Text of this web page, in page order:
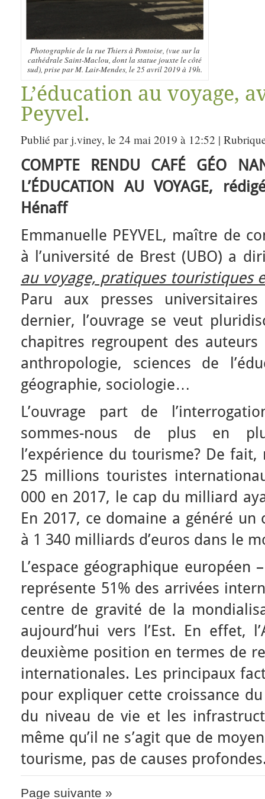
Photographie de la rue Thiers à Pontoise, (vue sur la
cathédrale Saint-Maclou, dont la statue jouxte le côté
sud), prise par M. Lair-Mendes, le 25 avril 2019 à 19h.
L’éducation au voyage,
Peyvel.
Publié par j.viney, le 24 mai 2019 à 12:52 |
COMPTE RENDU CAFÉ GÉO
L’ÉDUCATION AU VOYAGE,
Hénaff
Emmanuelle PEYVEL, maître de
à l’université de Brest (UBO) a
au voyage, pratiques touristiques
Paru aux presses
dernier, l’ouvrage se veut
chapitres regroupent des auteurs
anthropologie, sciences de
géographie, sociologie…
L’ouvrage part de
sommes-nous de plus en
l’expérience du tourisme? De
25 millions touristes
000 en 2017, le cap du milliard
En 2017, ce domaine a généré un
à 1 340 milliards d’euros dans le
L’espace géographique
représente 51% des arrivées
centre de gravité de la
aujourd’hui vers l’Est. En effet,
deuxième position en termes de
internationales. Les principaux
pour expliquer cette croissance
du niveau de vie et les
même qu’il ne s’agit que de
tourisme, pas de causes
Page suivante »